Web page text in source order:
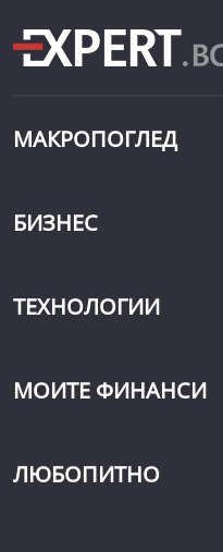
МАКРОПОГЛЕД
БИЗНЕС
ТЕХНОЛОГИИ
МОИТЕ ФИНАНСИ
ЛЮБОПИТНО